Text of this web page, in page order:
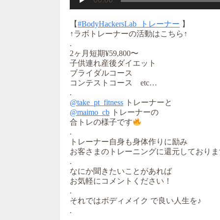
【#BodyHackersLab_トレーナー 】
↑ラボトレーナーの活動はこちら↑
.
2ヶ月短期¥59,800〜
子供連れ産後ダイエット
ブライダルコース
コンテストコース etc…
.
@take_pt_fitness トレーナーと
@maimo_cb トレーナーの
合トレの様子です
.
トレーナー自身も身体作りに励み
お客さまのトレーニングに還元しており
.
なにか聞きたいことがあれば
お気軽にコメントください！
.
それではボディメイク で良い人生を♪
.